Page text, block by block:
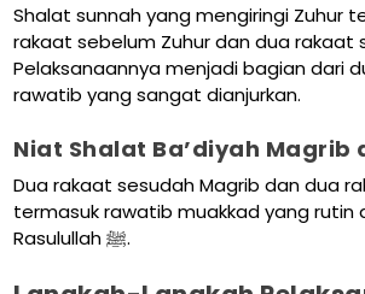
Shalat sunnah yang mengiringi Zuhur
rakaat sebelum Zuhur dan dua rakaat
Pelaksanaannya menjadi bagian dari
rawatib yang sangat dianjurkan.
Niat Shalat Ba’diyah Magrib
Dua rakaat sesudah Magrib dan dua
termasuk rawatib muakkad yang rutin
Rasulullah ﷺ.